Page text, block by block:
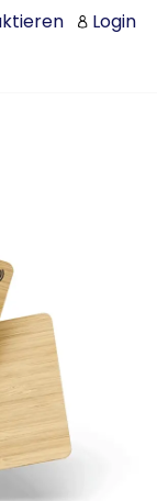
Login